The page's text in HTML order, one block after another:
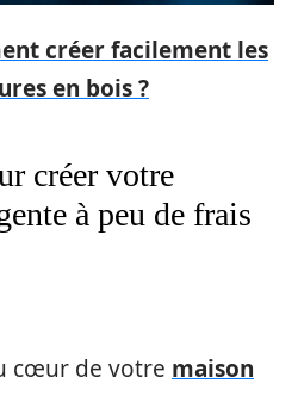
créer facilement les
en bois ?
créer votre
à peu de frais
cœur de votre maison